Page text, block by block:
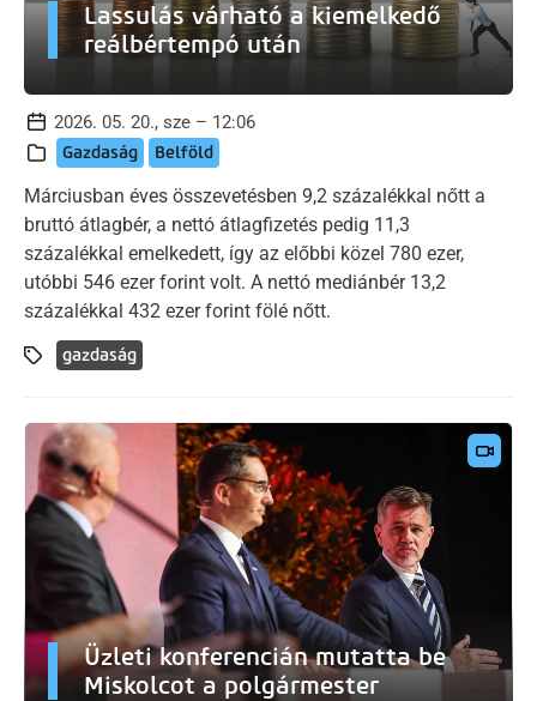
Lassulás várható a kiemelkedő
reálbértempó után
2026. 05. 20., sze – 12:06
Gazdaság Belföld
Márciusban éves összevetésben 9,2 százalékkal nőtt a
bruttó átlagbér, a nettó átlagfizetés pedig 11,3
százalékkal emelkedett, így az előbbi közel 780 ezer,
utóbbi 546 ezer forint volt. A nettó mediánbér 13,2
százalékkal 432 ezer forint fölé nőtt.
gazdaság
Üzleti konferencián mutatta be
Miskolcot a polgármester